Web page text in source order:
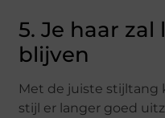
5. Je haar
blijven
Met de juiste stijltang
stijl er langer goed